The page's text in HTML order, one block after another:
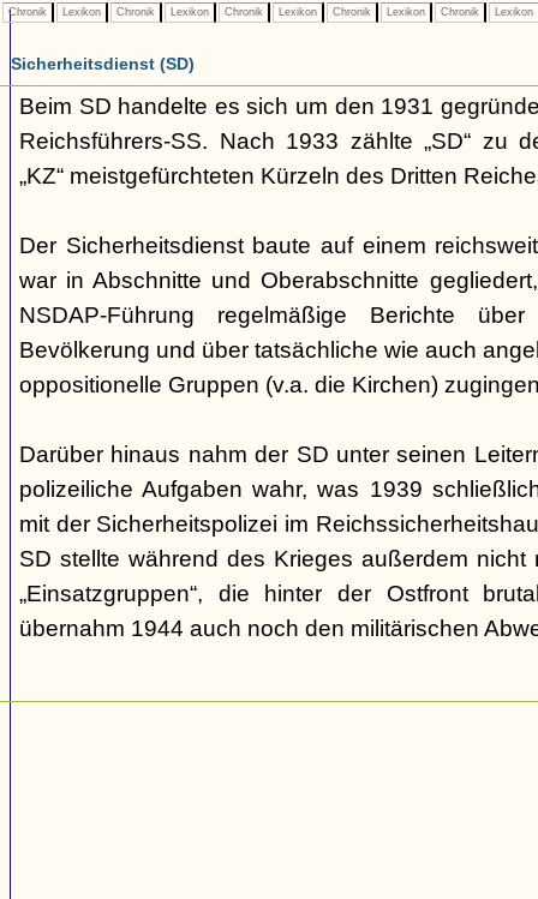
Chronik Lexikon Chronik Lexikon Chronik Lexikon Chronik Lexikon Chronik Lexikon
Sicherheitsdienst (SD)
Beim SD handelte es sich um den 1931
Reichsführers-SS. Nach 1933 zählte „SD“ zu
„KZ“ meistgefürchteten Kürzeln des Dritten
Der Sicherheitsdienst baute auf einem
war in Abschnitte und Oberabschnitte
NSDAP-Führung regelmäßige Berichte
Bevölkerung und über tatsächliche wie auch
oppositionelle Gruppen (v.a. die Kirchen)
Darüber hinaus nahm der SD unter seinen
polizeiliche Aufgaben wahr, was 1939
mit der Sicherheitspolizei im
SD stellte während des Krieges außerdem
„Einsatzgruppen“, die hinter der Ostfront
übernahm 1944 auch noch den militärischen